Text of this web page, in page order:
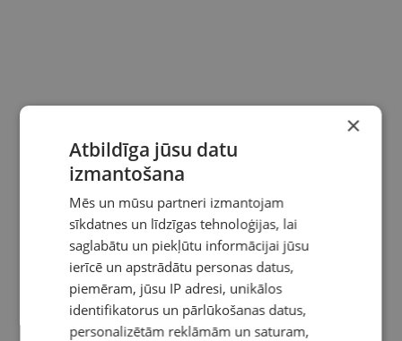
×
Atbildīga jūsu datu
izmantošana
Mēs un mūsu partneri izmantojam
sīkdatnes un līdzīgas tehnoloģijas, lai
saglabātu un piekļūtu informācijai jūsu
ierīcē un apstrādātu personas datus,
piemēram, jūsu IP adresi, unikālos
identifikatorus un pārlūkošanas datus,
personalizētām reklāmām un saturam,